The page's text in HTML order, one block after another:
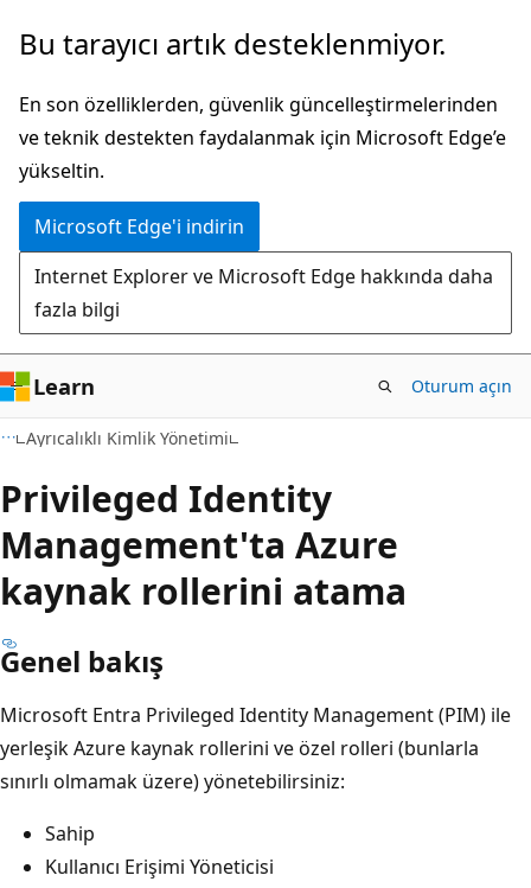
Ana
atla
Bu tarayıcı artık desteklenmiyor.
En son özelliklerden, güvenlik güncelleştirmelerinden
ve teknik destekten faydalanmak için Microsoft Edge’e
yükseltin.
Microsoft Edge'i indirin
Internet Explorer ve Microsoft Edge hakkında daha
fazla bilgi
Learn Oturum açın
Ayrıcalıklı Kimlik Yönetimi
Privileged Identity
Management'ta Azure
kaynak rollerini atama
Genel bakış
Microsoft Entra Privileged Identity Management (PIM) ile
yerleşik Azure kaynak rollerini ve özel rolleri (bunlarla
sınırlı olmamak üzere) yönetebilirsiniz:
Sahip
Kullanıcı Erişimi Yöneticisi